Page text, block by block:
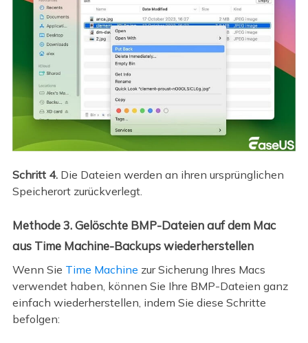
Schritt 4.Die Dateien werden an ihren ursprünglichen
Speicherort zurückverlegt.
Methode 3. Gelöschte BMP-Dateien auf dem Mac
aus Time Machine-Backups wiederherstellen
Wenn Sie Time Machine zur Sicherung Ihres Macs
verwendet haben, können Sie Ihre BMP-Dateien ganz
einfach wiederherstellen, indem Sie diese Schritte
befolgen: